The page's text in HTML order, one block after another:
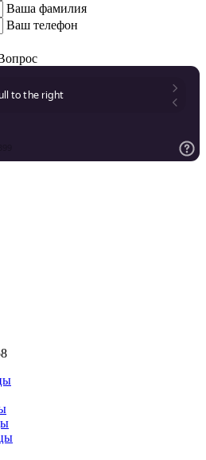
Ваша фамилия
Ваш телефон